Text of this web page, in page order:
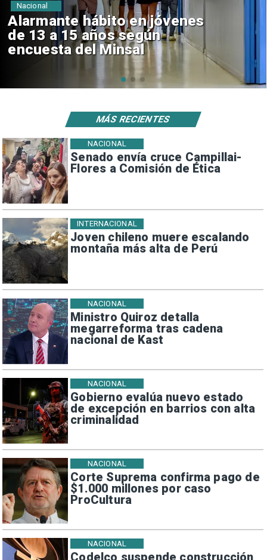
hábito en jóvenes
13 a 15 años según
del Minsal
Nacional
Senado envía cruce Campillai-
Flores a Comisión de Ética
NACIONAL
Joven chileno muere escalando
montaña más alta de Perú
INTERNACIONAL
Ministro Quiroz detalla
megarreforma tras cadena
nacional de Kast
NACIONAL
Gobierno evalúa nuevo estado
de excepción en barrios con alta
criminalidad
NACIONAL
Corte Suprema confirma pago de
$1.000 millones por caso
ProCultura
NACIONAL
Codelco suspende construcción
NACIONAL
MÁS RECIENTES